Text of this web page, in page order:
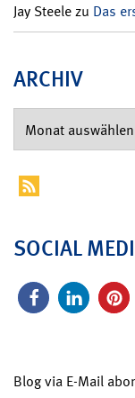
Jay Steelezu Das
ARCHIV
SOCIAL
Blog via E-Mail